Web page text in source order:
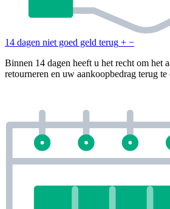
14 dagen niet goed geld terug + −
Binnen 14 dagen heeft u het recht om het
retourneren en uw aankoopbedrag terug te